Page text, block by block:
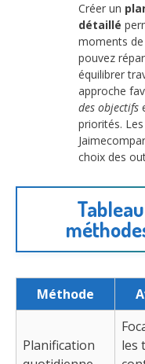
Créer un
détaillé
moments
pouvez
équilibrer
approche
des objectifs
priorités.
choix des
Méthode
Planification
les